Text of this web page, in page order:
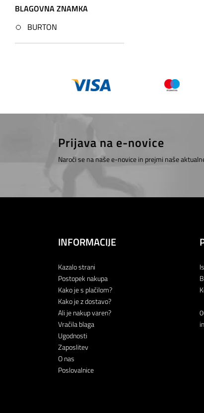
BLAGOVNA ZNAMKA
BURTON
Prijava na e-novice
Naroči se na naše e-novice in prejmi naše
INFORMACIJE
Kazalo strani
Postopek nakupa
Kako je s plačilom?
Kako je z dostavo?
Ali je nakup varen?
Vračila blaga
Ugodnosti
Zaposlitev
O nas
Poslovalnice